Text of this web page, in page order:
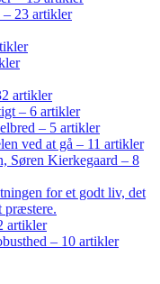
– 23 artikler
artikler
– 6 artikler
– 5 artikler
ved at gå – 11 artikler
Søren Kierkegaard – 8
for et godt liv, det
præstere.
artikler
– 10 artikler